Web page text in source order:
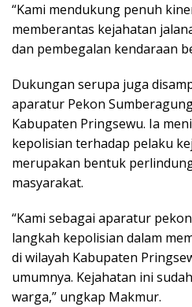
“Kami mendukung penuh
memberantas kejahatan
dan pembegalan kendaraan
Dukungan serupa juga
aparatur Pekon
Kabupaten Pringsewu. Ia
kepolisian terhadap pelaku
merupakan bentuk
masyarakat.
“Kami sebagai aparatur
langkah kepolisian dalam
di wilayah Kabupaten
umumnya. Kejahatan ini
warga,” ungkap Makmur.